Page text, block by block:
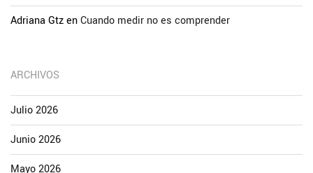
Adriana GtzenCuando medir no es comprender
ARCHIVOS
Julio 2026
Junio 2026
Mayo 2026